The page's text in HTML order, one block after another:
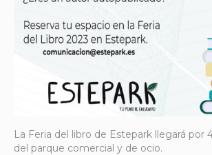
La Feria del libro de Estepark llegará por
del parque comercial y de ocio.